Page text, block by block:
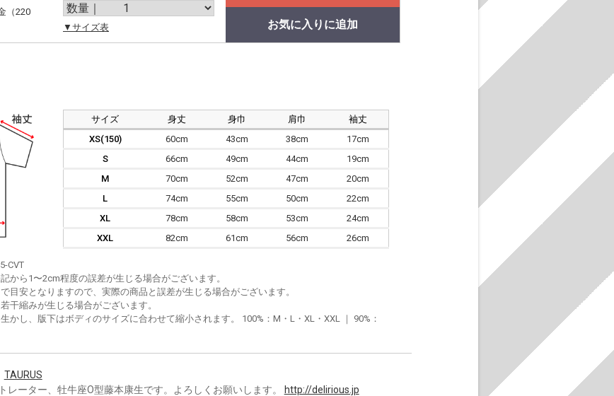
（220
▼サイズ表 お気に入りに追加
サイズ 身丈 身巾 肩巾
袖丈
XS(150)
60cm 43cm 38cm
17cm
S
66cm 49cm 44cm
19cm
M
70cm 52cm 47cm
20cm
L
74cm 55cm 50cm
22cm
XL
78cm 58cm 53cm
24cm
XXL
82cm 61cm 56cm 26cm
CVT
から1〜2cm程度の誤差が生じる場合がございます。
目安となりますので、実際の商品と誤差が生じる場合がございます。
干縮みが生じる場合がございます。
かし、版下はボディのサイズに合わせて縮小されます。 100%：M・L・XL・XXL ｜ 90%：
TAURUS
レーター、牡牛座O型藤本康生です。よろしくお願いします。
http://delirious.jp